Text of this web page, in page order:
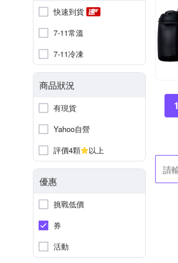
快速到貨
7-11常溫
7-11冷凍
商品狀況
有現貨
Yahoo自營
評價4顆
以上
優惠
挑戰低價
券
活動
1